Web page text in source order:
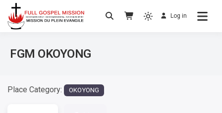
No others Christ – No others Gospel – No
Log in
FGM OKOYONG
Place Category: OKOYONG